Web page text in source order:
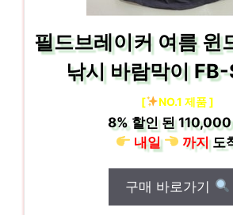
필드브레이커 여름 윈
낚시 바람막이
[ NO.1 제품 ]
8%할인 된110,000
내일
까지도
구매 바로가기